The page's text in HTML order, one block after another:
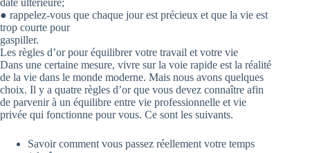
● rappelez-vous que chaque jour est précieux et que la vie est
trop courte pour
gaspiller.
Les règles d’or pour équilibrer votre travail et votre vie
Dans une certaine mesure, vivre sur la voie rapide est la réalité
de la vie dans le monde moderne. Mais nous avons quelques
choix. Il y a quatre règles d’or que vous devez connaître afin
de parvenir à un équilibre entre vie professionnelle et vie
privée qui fonctionne pour vous. Ce sont les suivants.
Savoir comment vous passez réellement votre temps